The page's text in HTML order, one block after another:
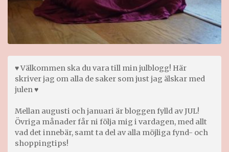
♥ Välkommen ska du vara till min julblogg! Här
skriver jag om alla de saker som just jag älskar med
julen ♥
Mellan augusti och januari är bloggen fylld av JUL!
Övriga månader får ni följa mig i vardagen, med allt
vad det innebär, samt ta del av alla möjliga fynd- och
shoppingtips!